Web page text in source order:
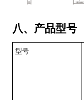
八、产品型号
型号